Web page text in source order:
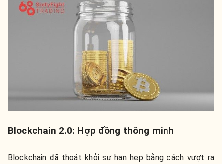
Blockchain 2.0: Hợp đồng thông minh
Blockchain đã thoát khỏi sự hạn hẹp bằng cách vượt ra